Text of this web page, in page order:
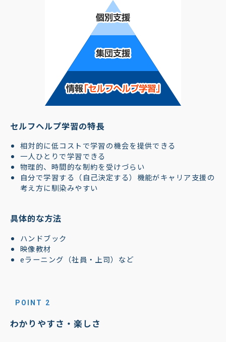
セルフヘルプ学習の特長
相対的に低コストで学習の機会を提供できる
一人ひとりで学習できる
物理的、時間的な制約を受けづらい
自分で学習する（自己決定する）機能がキャリア支援の
考え方に馴染みやすい
具体的な方法
ハンドブック
映像教材
eラーニング（社員・上司）など
POINT 2
わかりやすさ・楽しさ